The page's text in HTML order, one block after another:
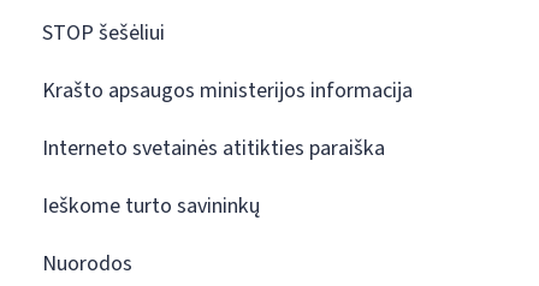
STOP šešėliui
Krašto apsaugos ministerijos informacija
Interneto svetainės atitikties paraiška
Ieškome turto savininkų
Nuorodos